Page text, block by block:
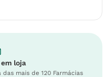
loja
mais de 120 Farmácias